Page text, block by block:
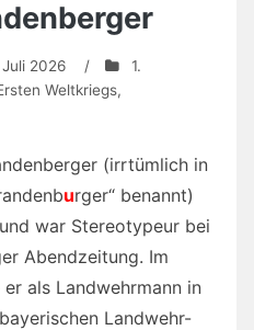
2026 /
1.
Weltkriegs,
(irrtümlich in
urger“ benannt)
war Stereotypeur bei
Abendzeitung. Im
als Landwehrmann in
Landwehr-